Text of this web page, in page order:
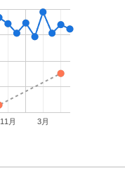
11月 3月